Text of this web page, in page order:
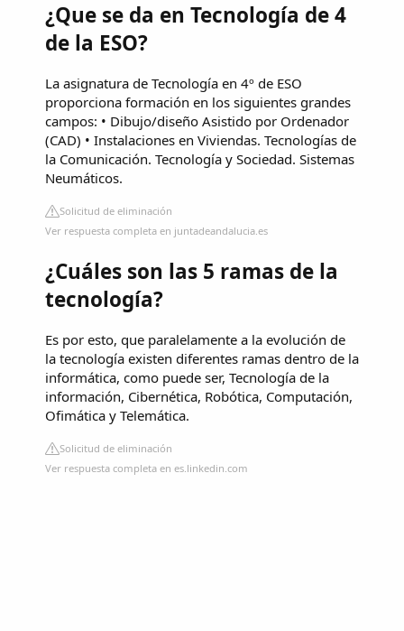
¿Que se da en Tecnología de 4
de la ESO?
La asignatura de Tecnología en 4º de ESO
proporciona formación en los siguientes grandes
campos: • Dibujo/diseño Asistido por Ordenador
(CAD) • Instalaciones en Viviendas. Tecnologías de
la Comunicación. Tecnología y Sociedad. Sistemas
Neumáticos.
Solicitud de eliminación
Ver respuesta completa en juntadeandalucia.es
¿Cuáles son las 5 ramas de la
tecnología?
Es por esto, que paralelamente a la evolución de
la tecnología existen diferentes ramas dentro de la
informática, como puede ser, Tecnología de la
información, Cibernética, Robótica, Computación,
Ofimática y Telemática.
Solicitud de eliminación
Ver respuesta completa en es.linkedin.com